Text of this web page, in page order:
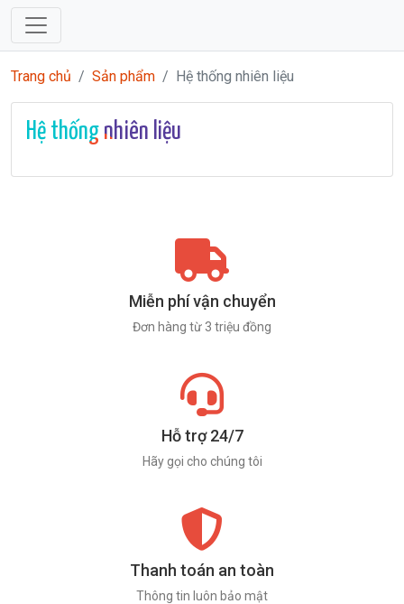
Trang chủ Sản phẩm Hệ thống nhiên liệu
Hệ thống nhiên liệu
Miễn phí vận chuyển
Đơn hàng từ 3 triệu đồng
Hỗ trợ 24/7
Hãy gọi cho chúng tôi
Thanh toán an toàn
Thông tin luôn bảo mật